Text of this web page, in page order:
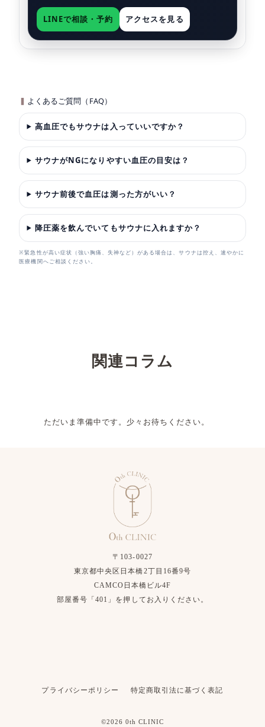
LINEで相談・予約 アクセスを見る
よくあるご質問（FAQ）
高血圧でもサウナは入っていいですか？
サウナがNGになりやすい血圧の目安は？
サウナ前後で血圧は測った方がいい？
降圧薬を飲んでいてもサウナに入れますか？
※緊急性が高い症状（強い胸痛、失神など）がある場合は、サウナは控え、速やかに
医療機関へご相談ください。
関連コラム
ただいま準備中です。少々お待ちください。
〒103-0027
東京都中央区日本橋2丁目16番9号
CAMCO日本橋ビル4F
部屋番号「401」を押してお入りください。
プライバシーポリシー 特定商取引法に基づく表記
©2026 0th CLINIC